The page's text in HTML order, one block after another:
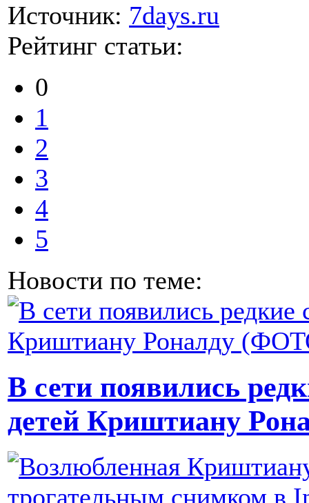
Источник: 7days.ru
Рейтинг статьи:
0
1
2
3
4
5
Новости по теме:
В сети появились
детей Криштиану